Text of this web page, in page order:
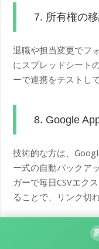
7. 所有権の
退職や担当変更でフ
にスプレッドシート
ーで連携をテストし
8. Google
技術的な方は、
ー式の自動バックア
ガーで毎日CSVエク
ることで、リンク切
Workspace環